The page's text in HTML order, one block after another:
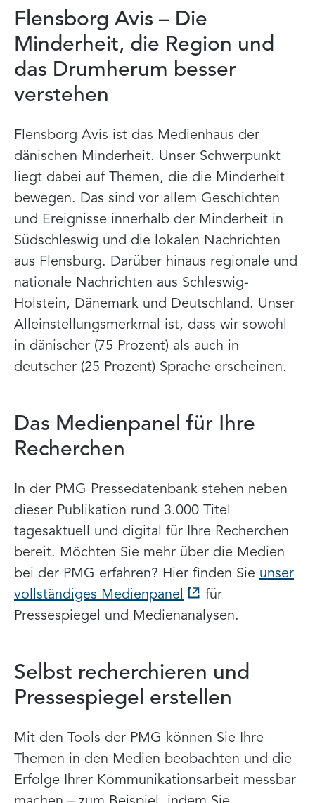
Flensborg Avis – Die
Minderheit, die Region und
das Drumherum besser
verstehen
Flensborg Avis ist das Medienhaus der
dänischen Minderheit. Unser Schwerpunkt
liegt dabei auf Themen, die die Minderheit
bewegen. Das sind vor allem Geschichten
und Ereignisse innerhalb der Minderheit in
Südschleswig und die lokalen Nachrichten
aus Flensburg. Darüber hinaus regionale und
nationale Nachrichten aus Schleswig-
Holstein, Dänemark und Deutschland. Unser
Alleinstellungsmerkmal ist, dass wir sowohl
in dänischer (75 Prozent) als auch in
deutscher (25 Prozent) Sprache erscheinen.
Das Medienpanel für Ihre
Recherchen
In der PMG Pressedatenbank stehen neben
dieser Publikation rund 3.000 Titel
tagesaktuell und digital für Ihre Recherchen
bereit. Möchten Sie mehr über die Medien
bei der PMG erfahren? Hier finden Sie unser
vollständiges Medienpanel
für
Pressespiegel und Medienanalysen.
Selbst recherchieren und
Pressespiegel erstellen
Mit den Tools der PMG können Sie Ihre
Themen in den Medien beobachten und die
Erfolge Ihrer Kommunikationsarbeit messbar